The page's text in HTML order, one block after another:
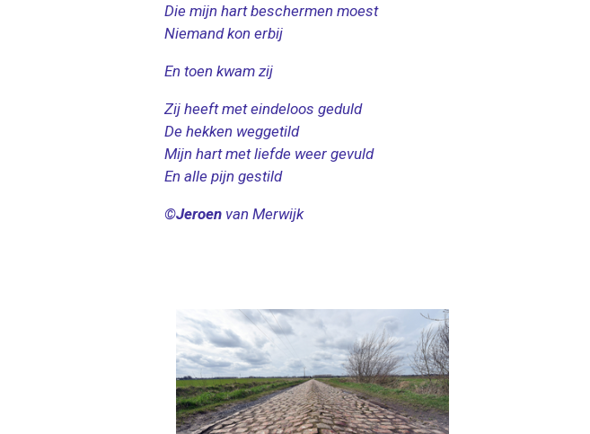
Die mijn hart beschermen moest
Niemand kon erbij
En toen kwam zij
Zij heeft met eindeloos geduld
De hekken weggetild
Mijn hart met liefde weer gevuld
En alle pijn gestild
©Jeroen van Merwijk